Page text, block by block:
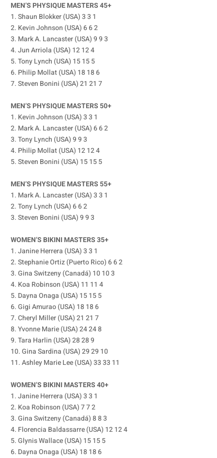
MEN’S PHYSIQUE MASTERS 45+
1. Shaun Blokker (USA) 3 3 1
2. Kevin Johnson (USA) 6 6 2
3. Mark A. Lancaster (USA) 9 9 3
4. Jun Arriola (USA) 12 12 4
5. Tony Lynch (USA) 15 15 5
6. Philip Mollat (USA) 18 18 6
7. Steven Bonini (USA) 21 21 7
MEN’S PHYSIQUE MASTERS 50+
1. Kevin Johnson (USA) 3 3 1
2. Mark A. Lancaster (USA) 6 6 2
3. Tony Lynch (USA) 9 9 3
4. Philip Mollat (USA) 12 12 4
5. Steven Bonini (USA) 15 15 5
MEN’S PHYSIQUE MASTERS 55+
1. Mark A. Lancaster (USA) 3 3 1
2. Tony Lynch (USA) 6 6 2
3. Steven Bonini (USA) 9 9 3
WOMEN’S BIKINI MASTERS 35+
1. Janine Herrera (USA) 3 3 1
2. Stephanie Ortiz (Puerto Rico) 6 6 2
3. Gina Switzeny (Canadá) 10 10 3
4. Koa Robinson (USA) 11 11 4
5. Dayna Onaga (USA) 15 15 5
6. Gigi Amurao (USA) 18 18 6
7. Cheryl Miller (USA) 21 21 7
8. Yvonne Marie (USA) 24 24 8
9. Tara Harlin (USA) 28 28 9
10. Gina Sardina (USA) 29 29 10
11. Ashley Marie Lee (USA) 33 33 11
WOMEN’S BIKINI MASTERS 40+
1. Janine Herrera (USA) 3 3 1
2. Koa Robinson (USA) 7 7 2
3. Gina Switzeny (Canadá) 8 8 3
4. Florencia Baldassarre (USA) 12 12 4
5. Glynis Wallace (USA) 15 15 5
6. Dayna Onaga (USA) 18 18 6